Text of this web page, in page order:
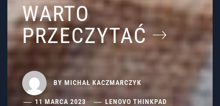
WARTO
PRZECZYTAĆ
BY MICHAŁ KACZMARCZYK
11 MARCA 2023 LENOVO THINKPAD